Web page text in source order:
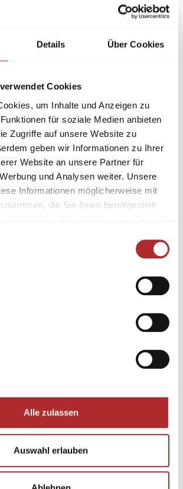
Details Über Cookies
Cookies
um Inhalte und Anzeigen zu
für soziale Medien anbieten
Zugriffe auf unsere Website zu
geben wir Informationen zu Ihrer
Website an unsere Partner für
und Analysen weiter. Unsere
Informationen möglicherweise mit
die Sie ihnen bereitgestellt
Alle zulassen
Auswahl erlauben